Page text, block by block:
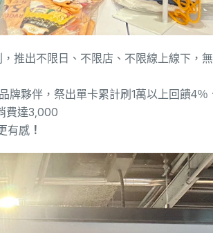
推出不限日、不限店、不限線上線下，
牌夥伴，祭出單卡累計刷1萬以上回饋4％
費達3,000
有感 ！